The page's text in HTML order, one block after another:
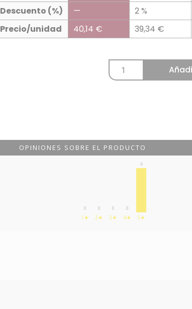
Descuento (%)
Precio/unidad
—
40,14 €
2 %
39,34 €
OPINIONES SOBRE EL PRODUCTO
0
1★
0
2★
0
3★
0
4★
4
5★